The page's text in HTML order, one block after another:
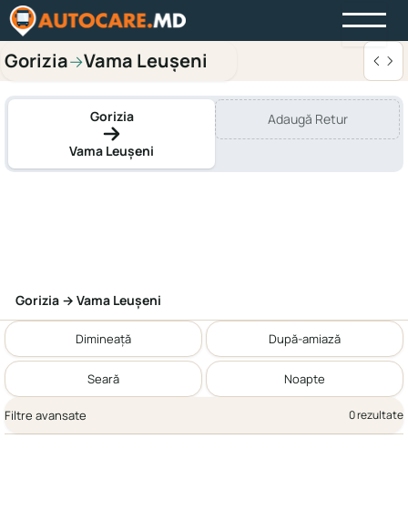
Gorizia→Vama Leușeni
Gorizia
Vama Leușeni
Adaugă Retur
Gorizia → Vama Leușeni
Dimineață După-amiază
Seară Noapte
Filtre avansate 0 rezultate